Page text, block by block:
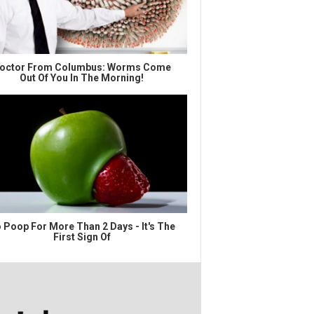
From Columbus: Worms Come
Out Of You In The Morning!
Poop For More Than 2 Days - It's The
First Sign Of